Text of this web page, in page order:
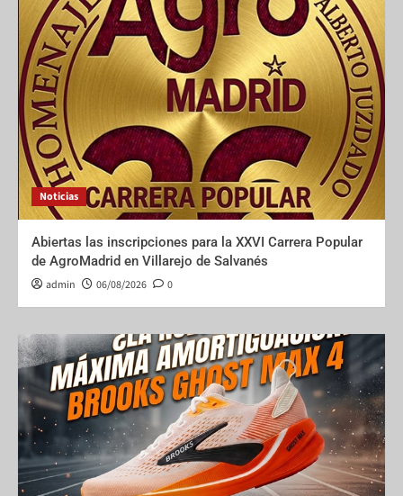
Noticias
Abiertas las inscripciones para la XXVI Carrera Popular
de AgroMadrid en Villarejo de Salvanés
admin 06/08/2026 0